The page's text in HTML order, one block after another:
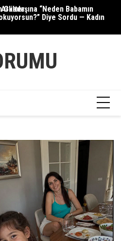
“Neden Babamın
Diye Sordu — Kadın
Gülter